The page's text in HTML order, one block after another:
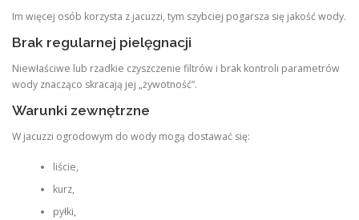
Im więcej osób korzysta z jacuzzi, tym szybciej pogarsza się jakość wody.
Brak regularnej pielęgnacji
Niewłaściwe lub rzadkie czyszczenie filtrów i brak kontroli parametrów
wody znacząco skracają jej „żywotność”.
Warunki zewnętrzne
W jacuzzi ogrodowym do wody mogą dostawać się:
liście,
kurz,
pyłki,